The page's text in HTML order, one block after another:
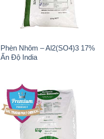
Phèn Nhôm – Al2(SO4)3 17%
Ấn Độ India